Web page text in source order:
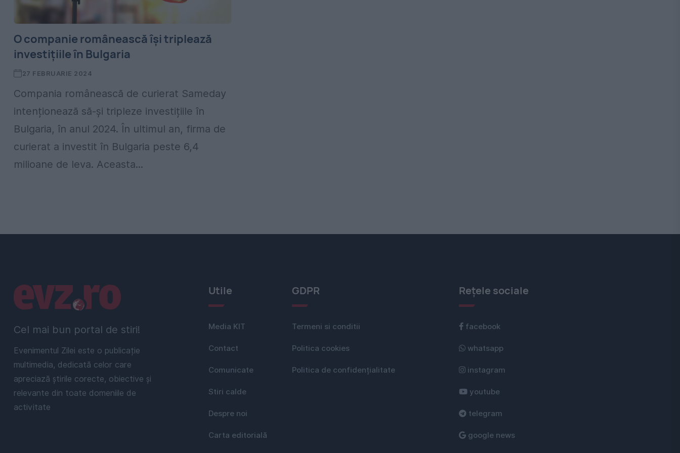
O companie românească își triplează
investițiile în Bulgaria
27 FEBRUARIE 2024
Compania românească de curierat Sameday
intenționează să-și tripleze investițiile în
Bulgaria, în anul 2024. În ultimul an, firma de
curierat a investit în Bulgaria peste 6,4
milioane de leva. Aceasta...
Cel mai bun portal de stiri!
Evenimentul Zilei este o publicație
multimedia, dedicată celor care
apreciază știrile corecte, obiective și
relevante din toate domeniile de
activitate
Linkuri utile Utile
Media KIT
Contact
Comunicate
Stiri calde
Despre noi
Carta editorială
GDPR
Termeni si conditii
Politica cookies
Politica de confidențialitate
Rețele sociale
facebook
whatsapp
instagram
youtube
telegram
google news